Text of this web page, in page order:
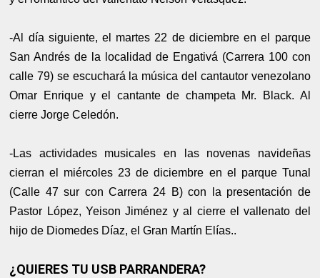
-Al día siguiente, el martes 22 de diciembre en el parque
San Andrés de la localidad de Engativá (Carrera 100 con
calle 79) se escuchará la música del cantautor venezolano
Omar Enrique y el cantante de champeta Mr. Black. Al
cierre Jorge Celedón.
-Las actividades musicales en las novenas navideñas
cierran el miércoles 23 de diciembre en el parque Tunal
(Calle 47 sur con Carrera 24 B) con la presentación de
Pastor López, Yeison Jiménez y al cierre el vallenato del
hijo de Diomedes Díaz, el Gran Martín Elías..
¿QUIERES TU USB PARRANDERA?